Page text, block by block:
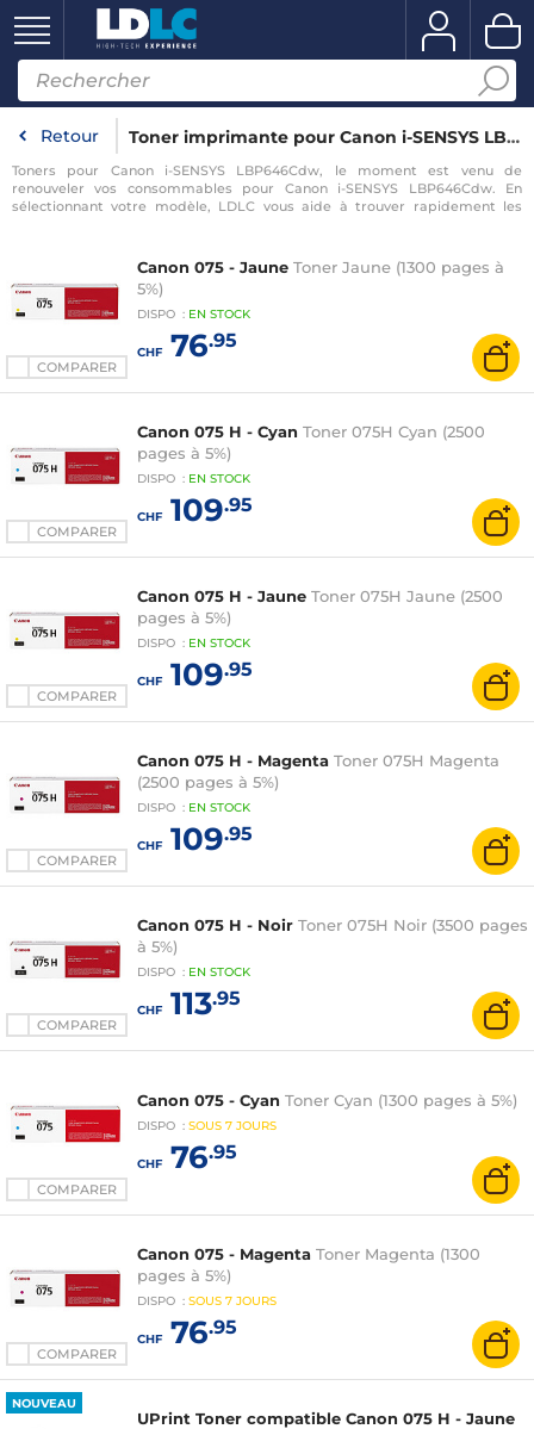
Retour Toner imprimante pour Canon i-SENSYS LBP646Cdw
Toners pour Canon i-SENSYS LBP646Cdw, le moment est venu de
renouveler vos consommables pour Canon i-SENSYS LBP646Cdw. En
sélectionnant votre modèle, LDLC vous aide à trouver rapidement les
COMPARER
Canon 075 - Jaune Toner Jaune (1300 pages à
5%)
DISPO : EN STOCK
CHF76.95
COMPARER
Canon 075 H - Cyan Toner 075H Cyan (2500
pages à 5%)
DISPO : EN STOCK
CHF109.95
COMPARER
Canon 075 H - Jaune Toner 075H Jaune (2500
pages à 5%)
DISPO : EN STOCK
CHF109.95
COMPARER
Canon 075 H - Magenta Toner 075H Magenta
(2500 pages à 5%)
DISPO : EN STOCK
CHF109.95
COMPARER
Canon 075 H - Noir Toner 075H Noir (3500 pages
à 5%)
DISPO : EN STOCK
CHF113.95
COMPARER
Canon 075 - Cyan Toner Cyan (1300 pages à 5%)
DISPO : SOUS 7 JOURS
CHF76.95
COMPARER
Canon 075 - Magenta Toner Magenta (1300
pages à 5%)
DISPO : SOUS 7 JOURS
CHF76.95
NOUVEAU
UPrint Toner compatible Canon 075 H - Jaune